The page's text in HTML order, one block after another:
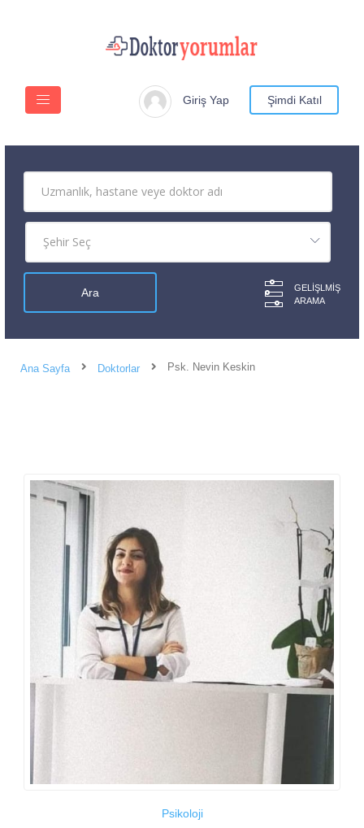
Giriş Yap Şimdi Katıl
GELIŞLMIŞ
ARAMA
Ana Sayfa Doktorlar Psk. Nevin Keskin
Psikoloji